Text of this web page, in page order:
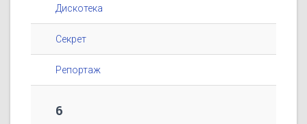
Дискотека
Секрет
Репортаж
6